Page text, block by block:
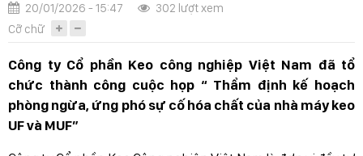
20/01/2026 - 15:47
302 lượt xem
Cỡ chữ
Công ty Cổ phần Keo công nghiệp Việt Nam đã tổ
chức thành công cuộc họp “ Thẩm định kế hoạch
phòng ngừa, ứng phó sự cố hóa chất của nhà máy keo
UF và MUF”